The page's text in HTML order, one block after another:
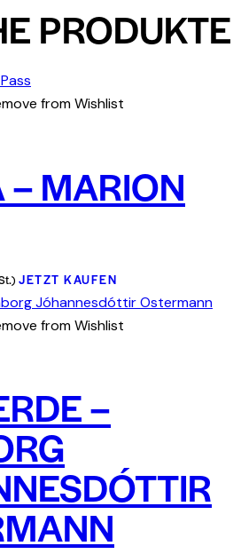
PRODUKTE
from Wishlist
– MARION
JETZT KAUFEN
from Wishlist
–